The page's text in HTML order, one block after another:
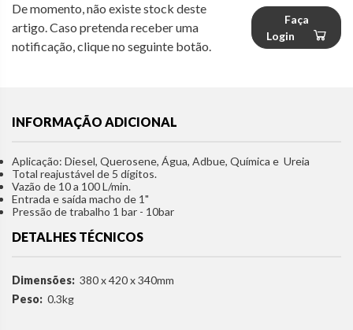
De momento, não existe stock deste
artigo. Caso pretenda receber uma
notificação, clique no seguinte botão.
Faça
Login
INFORMAÇÃO ADICIONAL
Aplicação: Diesel, Querosene, Água, Adbue, Química e Ureia
Total reajustável de 5 dígitos.
Vazão de 10 a 100 L/min.
Entrada e saída macho de 1"
Pressão de trabalho 1 bar - 10bar
DETALHES TÉCNICOS
Dimensões: 380 x 420 x 340mm
Peso: 0.3kg